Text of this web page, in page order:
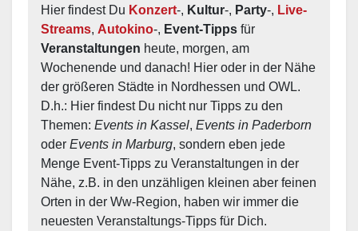
Hier findest Du Konzert-, Kultur-, Party-, Live-
Streams, Autokino-, Event-Tipps
Veranstaltungen heute, morgen, am
Wochenende und danach! Hier oder in der Nähe
der größeren Städte in Nordhessen und OWL.
D.h.: Hier findest Du nicht nur Tipps zu den
Themen: Events in Kassel, Events in Paderborn
oder Events in Marburg, sondern eben jede
Menge Event-Tipps zu Veranstaltungen in der
Nähe, z.B. in den unzähligen kleinen aber feinen
Orten in der Ww-Region, haben wir immer die
neuesten Veranstaltungs-Tipps für Dich.